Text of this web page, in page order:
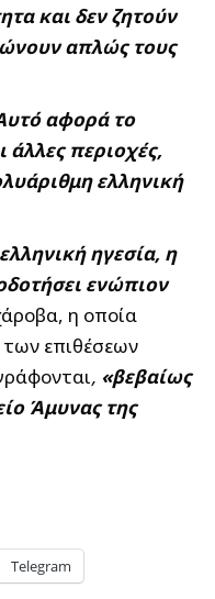
και δεν ζητούν
απλώς τους
αφορά το
περιοχές,
ελληνική
ηγεσία, η
ενώπιον
η οποία
των επιθέσεων
, «βεβαίως
Άμυνας της
Telegram